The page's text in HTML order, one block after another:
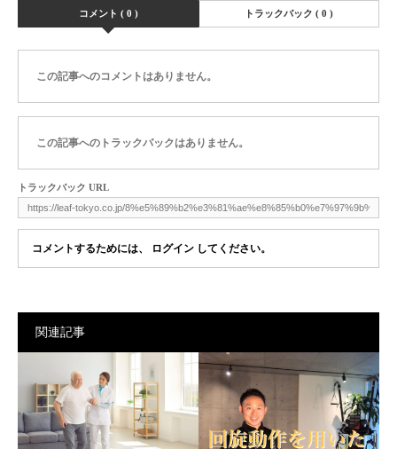
コメント ( 0 ) トラックバック ( 0 )
この記事へのコメントはありません。
この記事へのトラックバックはありません。
トラックバック URL
コメントするためには、 ログイン してください。
関連記事